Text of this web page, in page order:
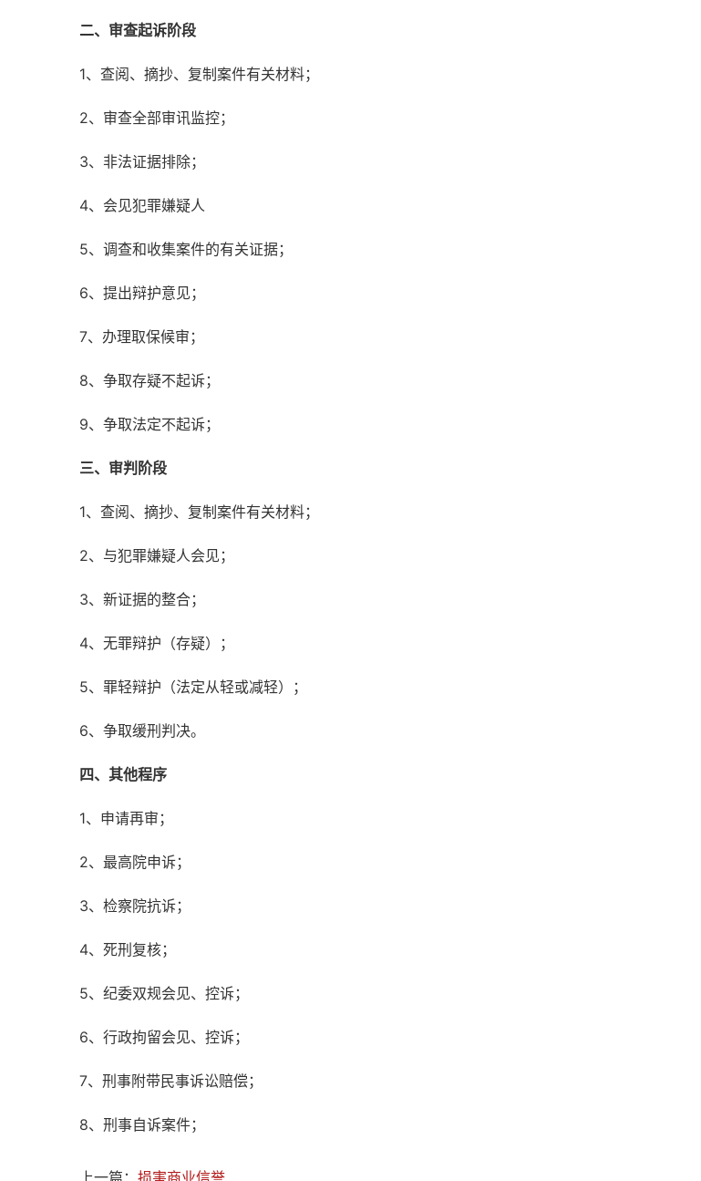
二、审查起诉阶段
1、查阅、摘抄、复制案件有关材料；
2、审查全部审讯监控；
3、非法证据排除；
4、会见犯罪嫌疑人
5、调查和收集案件的有关证据；
6、提出辩护意见；
7、办理取保候审；
8、争取存疑不起诉；
9、争取法定不起诉；
三、审判阶段
1、查阅、摘抄、复制案件有关材料；
2、与犯罪嫌疑人会见；
3、新证据的整合；
4、无罪辩护（存疑）；
5、罪轻辩护（法定从轻或减轻）；
6、争取缓刑判决。
四、其他程序
1、申请再审；
2、最高院申诉；
3、检察院抗诉；
4、死刑复核；
5、纪委双规会见、控诉；
6、行政拘留会见、控诉；
7、刑事附带民事诉讼赔偿；
8、刑事自诉案件；